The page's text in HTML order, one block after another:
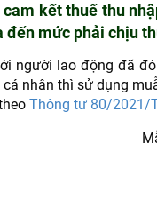
cam kết thuế thu
đến mức phải chịu
người lao động đã
cá nhân thì sử dụng
Thông tư 80/2021/